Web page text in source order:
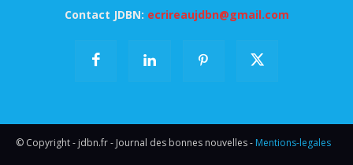
Contact JDBN: ecrireaujdbn@gmail.com
© Copyright - jdbn.fr - Journal des bonnes nouvelles - Mentions-legales